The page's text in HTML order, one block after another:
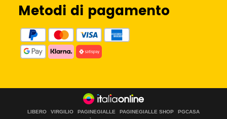
Metodi di pagamento
LIBERO VIRGILIO PAGINEGIALLE PAGINEGIALLE SHOP
PGCASA